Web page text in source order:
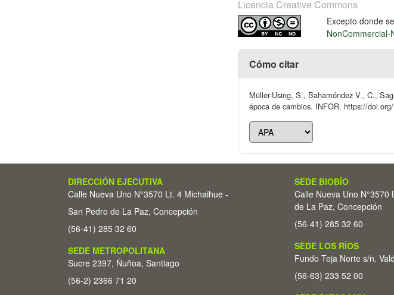
Licencia Creative Commons
Excepto donde
NonCommercial-
Cómo citar
Müller-Using, S., Bahamóndez V., C.,
época de cambios. INFOR. https://
DIRECCIÓN EJECUTIVA
Calle Nueva Uno N°3570 Lt. 4 Michaihue -
San Pedro de La Paz, Concepción
(56-41) 285 32 60
SEDE METROPOLITANA
Sucre 2397, Ñuñoa, Santiago
(56-2) 2366 71 20
SEDE BIOBÍO
Calle Nueva Uno
de La Paz, Concepción
(56-41) 285 32 60
SEDE LOS RÍOS
Fundo Teja Norte s/n.
(56-63) 233 52 00